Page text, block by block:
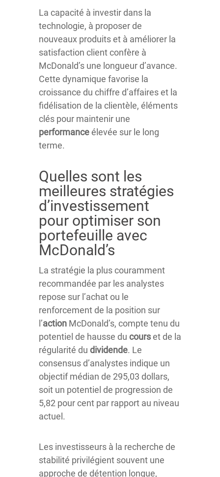
La capacité à investir dans la
technologie, à proposer de
nouveaux produits et à améliorer la
satisfaction client confère à
McDonald’s une longueur d’avance.
Cette dynamique favorise la
croissance du chiffre d’affaires et la
fidélisation de la clientèle, éléments
clés pour maintenir une
performanceélevée sur le long
terme.
Quelles sont les
meilleures stratégies
d’investissement
pour optimiser son
portefeuille avec
McDonald’s
La stratégie la plus couramment
recommandée par les analystes
repose sur l’achat ou le
renforcement de la position sur
l’action McDonald’s, compte tenu du
potentiel de hausse du courset de la
régularité du dividende. Le
consensus d’analystes indique un
objectif médian de 295,03 dollars,
soit un potentiel de progression de
5,82 pour cent par rapport au niveau
actuel.
Les investisseurs à la recherche de
stabilité privilégient souvent une
approche de détention longue,